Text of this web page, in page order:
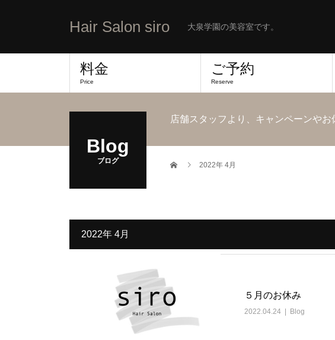
Hair Salon siro 大泉学園の美容室です。
料金
Price
ご予約
Reserve
Blog
ブログ
店舗スタッフより、キャンペーンやお
2022年 4月
2022年 4月
５月のお休み
2022.04.24 Blog